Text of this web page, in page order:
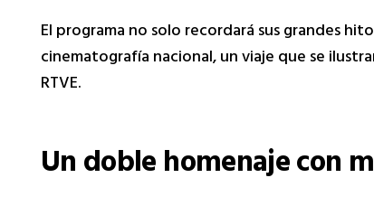
El programa no solo recordará sus grandes
cinematografía nacional, un viaje que se
RTVE.
Un doble homenaje con